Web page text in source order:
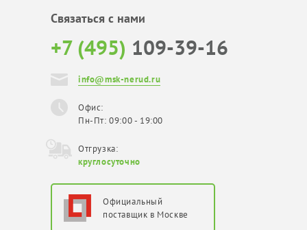
Связаться с нами
+7 (495) 109-39-16
info@msk-nerud.ru
Офис:
Пн-Пт: 09:00 - 19:00
Отгрузка:
круглосуточно
Официальный
поставщик в Москве